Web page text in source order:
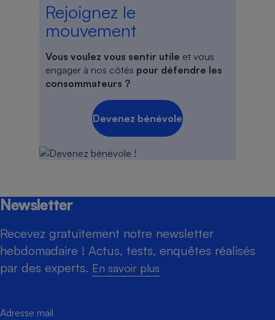
Rejoignez le
mouvement
Vous voulez vous sentir utile et vous
engager à nos côtés pour défendre les
consommateurs ?
Devenez bénévole
Newsletter
Recevez gratuitement notre newsletter
hebdomadaire ! Actus, tests, enquêtes réalisés
par des experts. En savoir plus
Adresse mail